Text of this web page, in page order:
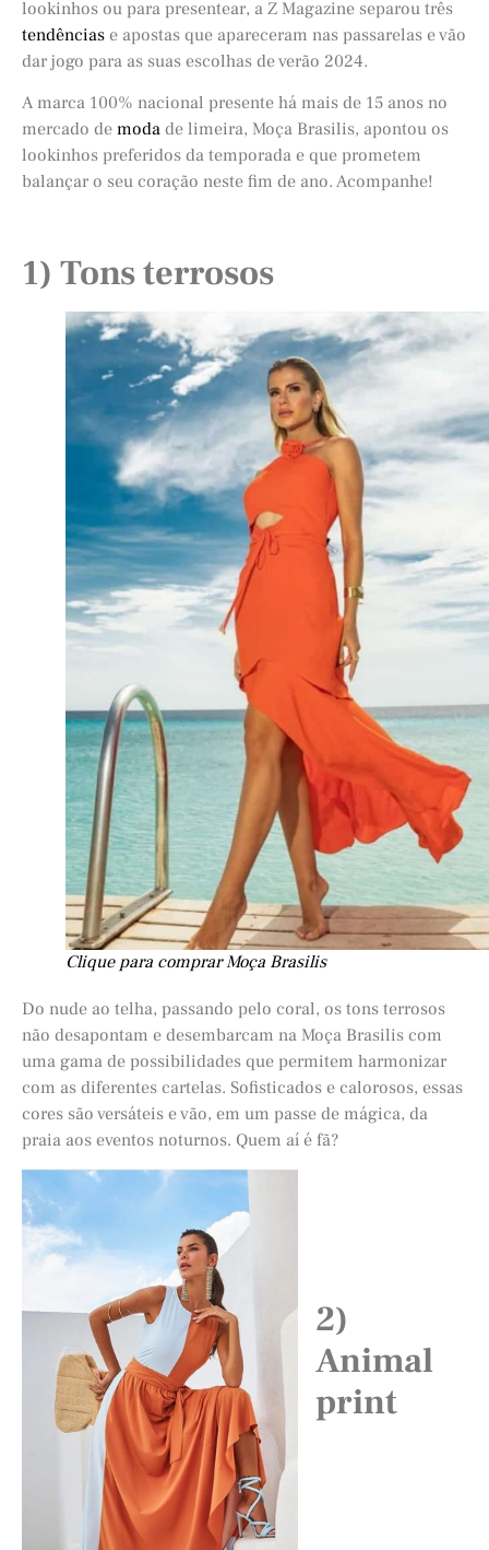
lookinhos ou para presentear, a Z Magazine separou três
tendências e apostas que apareceram nas passarelas e vão
dar jogo para as suas escolhas de verão 2024.
A marca 100% nacional presente há mais de 15 anos no
mercado de moda de limeira, Moça Brasilis, apontou os
lookinhos preferidos da temporada e que prometem
balançar o seu coração neste fim de ano. Acompanhe!
1) Tons terrosos
Clique para comprar Moça Brasilis
Do nude ao telha, passando pelo coral, os tons terrosos
não desapontam e desembarcam na Moça Brasilis com
uma gama de possibilidades que permitem harmonizar
com as diferentes cartelas. Sofisticados e calorosos, essas
cores são versáteis e vão, em um passe de mágica, da
praia aos eventos noturnos. Quem aí é fã?
2)
Animal
print